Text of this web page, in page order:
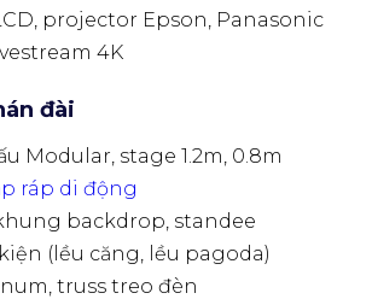
projector Epson, Panasonic
4K
đài
Modular, stage 1.2m, 0.8m
ráp di động
backdrop, standee
(lều căng, lều pagoda)
truss treo đèn